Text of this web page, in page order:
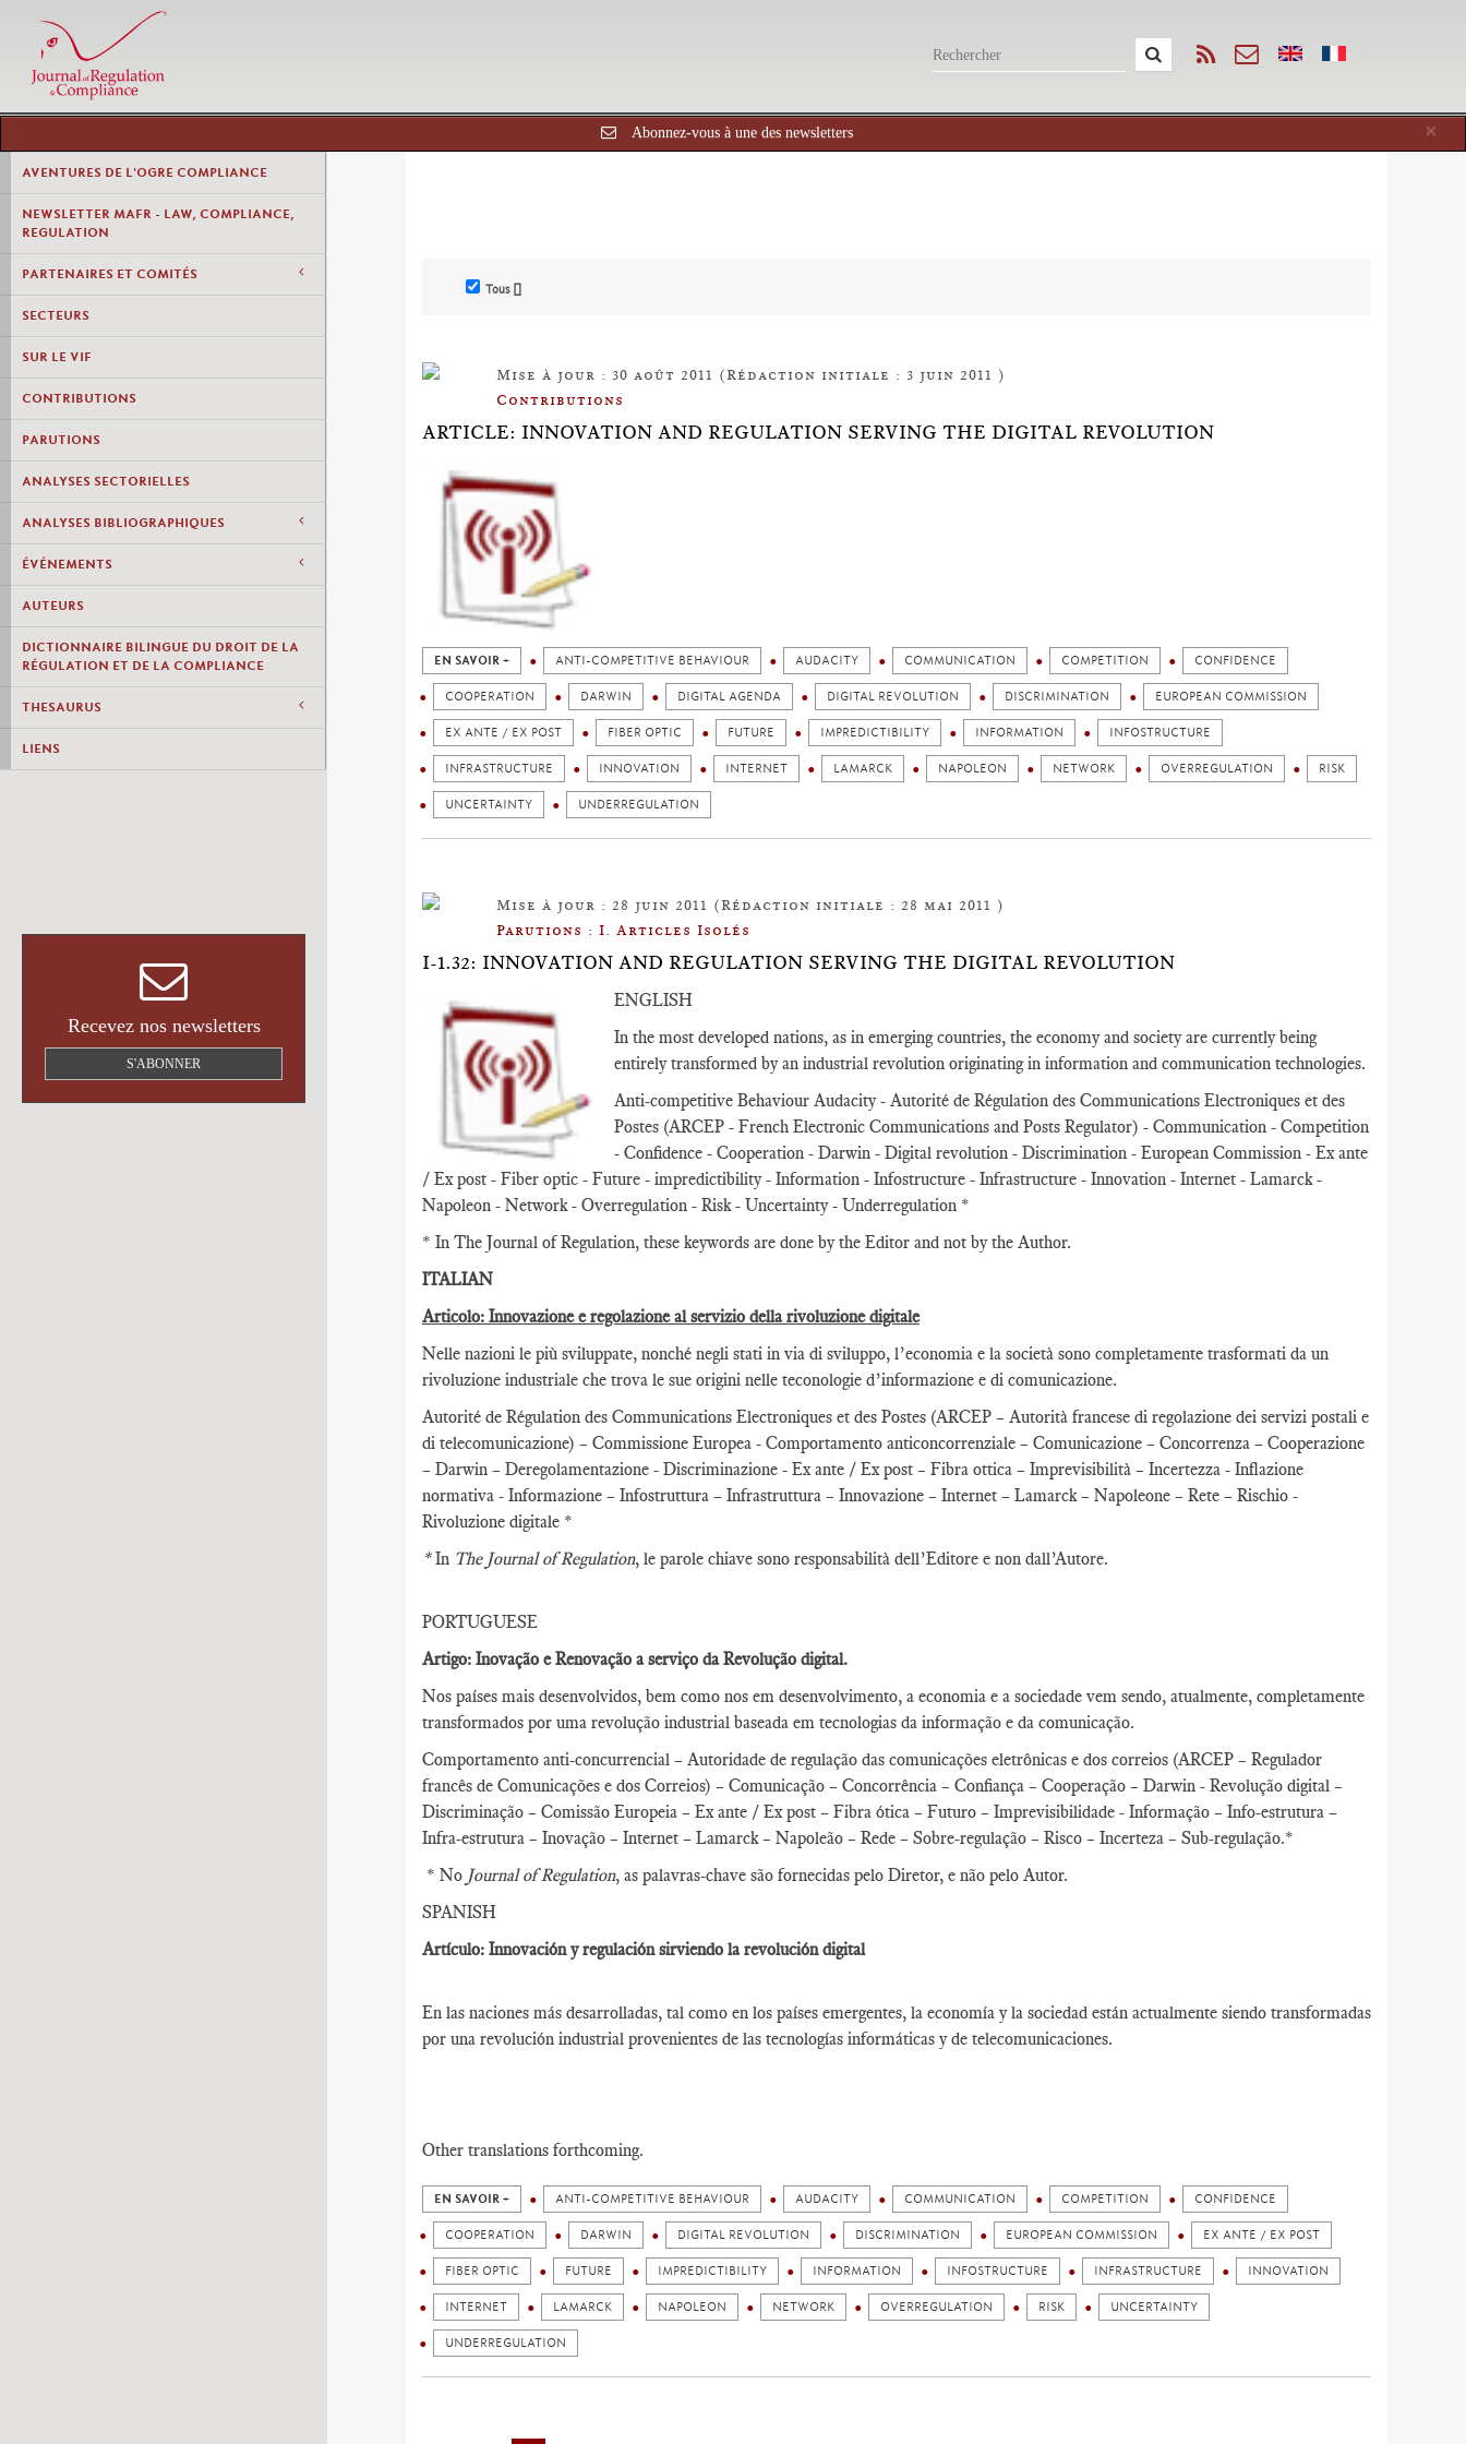
×
Abonnez-vous à une des newsletters
AVENTURES DE L'OGRE COMPLIANCE
NEWSLETTER MAFR - LAW, COMPLIANCE,
REGULATION
PARTENAIRES ET COMITÉS
SECTEURS
SUR LE VIF
CONTRIBUTIONS
PARUTIONS
ANALYSES SECTORIELLES
ANALYSES BIBLIOGRAPHIQUES
ÉVÉNEMENTS
AUTEURS
DICTIONNAIRE BILINGUE DU DROIT DE LA
RÉGULATION ET DE LA COMPLIANCE
THESAURUS
LIENS
Recevez nos newsletters
S'ABONNER
Tous []
Mise à jour : 30 août 2011 (Rédaction initiale : 3 juin 2011 )
Contributions
ARTICLE: INNOVATION AND REGULATION SERVING THE DIGITAL REVOLUTION
EN SAVOIR + ANTI-COMPETITIVE BEHAVIOUR AUDACITY COMMUNICATION COMPETITION CONFIDENCE
COOPERATION DARWIN DIGITAL AGENDA DIGITAL REVOLUTION DISCRIMINATION EUROPEAN COMMISSION
EX ANTE / EX POST FIBER OPTIC FUTURE IMPREDICTIBILITY INFORMATION INFOSTRUCTURE
INFRASTRUCTURE INNOVATION INTERNET LAMARCK NAPOLEON NETWORK OVERREGULATION RISK
UNCERTAINTY UNDERREGULATION
Mise à jour : 28 juin 2011 (Rédaction initiale : 28 mai 2011 )
Parutions : I. Articles Isolés
I-1.32: INNOVATION AND REGULATION SERVING THE DIGITAL REVOLUTION
ENGLISH
In the most developed nations, as in emerging countries, the economy and society are currently being
entirely transformed by an industrial revolution originating in information and communication technologies.
Anti-competitive Behaviour Audacity - Autorité de Régulation des Communications Electroniques et des
Postes (ARCEP - French Electronic Communications and Posts Regulator) - Communication - Competition
- Confidence - Cooperation - Darwin - Digital revolution - Discrimination - European Commission - Ex ante
/ Ex post - Fiber optic - Future - impredictibility - Information - Infostructure - Infrastructure - Innovation - Internet - Lamarck -
Napoleon - Network - Overregulation - Risk - Uncertainty - Underregulation *
* In The Journal of Regulation, these keywords are done by the Editor and not by the Author.
ITALIAN
Articolo: Innovazione e regolazione al servizio della rivoluzione digitale
Nelle nazioni le più sviluppate, nonché negli stati in via di sviluppo, l’economia e la società sono completamente trasformati da un
rivoluzione industriale che trova le sue origini nelle teconologie d’informazione e di comunicazione.
Autorité de Régulation des Communications Electroniques et des Postes (ARCEP – Autorità francese di regolazione dei servizi postali e
di telecomunicazione) – Commissione Europea - Comportamento anticoncorrenziale – Comunicazione – Concorrenza – Cooperazione
– Darwin – Deregolamentazione - Discriminazione - Ex ante / Ex post – Fibra ottica – Imprevisibilità – Incertezza - Inflazione
normativa - Informazione – Infostruttura – Infrastruttura – Innovazione – Internet – Lamarck – Napoleone – Rete – Rischio -
Rivoluzione digitale *
*In The Journal of Regulation, le parole chiave sono responsabilità dell’Editore e non dall’Autore.
PORTUGUESE
Artigo: Inovação e Renovação a serviço da Revolução digital.
Nos países mais desenvolvidos, bem como nos em desenvolvimento, a economia e a sociedade vem sendo, atualmente, completamente
transformados por uma revolução industrial baseada em tecnologias da informação e da comunicação.
Comportamento anti-concurrencial – Autoridade de regulação das comunicações eletrônicas e dos correios (ARCEP – Regulador
francês de Comunicações e dos Correios) – Comunicação – Concorrência – Confiança – Cooperação – Darwin - Revolução digital –
Discriminação – Comissão Europeia – Ex ante / Ex post – Fibra ótica – Futuro – Imprevisibilidade - Informação – Info-estrutura –
Infra-estrutura – Inovação – Internet – Lamarck – Napoleão – Rede – Sobre-regulação – Risco – Incerteza – Sub-regulação.*
* No Journal of Regulation, as palavras-chave são fornecidas pelo Diretor, e não pelo Autor.
SPANISH
Artículo: Innovación y regulación sirviendo la revolución digital
En las naciones más desarrolladas, tal como en los países emergentes, la economía y la sociedad están actualmente siendo transformadas
por una revolución industrial provenientes de las tecnologías informáticas y de telecomunicaciones.
Other translations forthcoming.
EN SAVOIR + ANTI-COMPETITIVE BEHAVIOUR AUDACITY COMMUNICATION COMPETITION CONFIDENCE
COOPERATION DARWIN DIGITAL REVOLUTION DISCRIMINATION EUROPEAN COMMISSION EX ANTE / EX POST
FIBER OPTIC FUTURE IMPREDICTIBILITY INFORMATION INFOSTRUCTURE INFRASTRUCTURE INNOVATION
INTERNET LAMARCK NAPOLEON NETWORK OVERREGULATION RISK UNCERTAINTY
UNDERREGULATION